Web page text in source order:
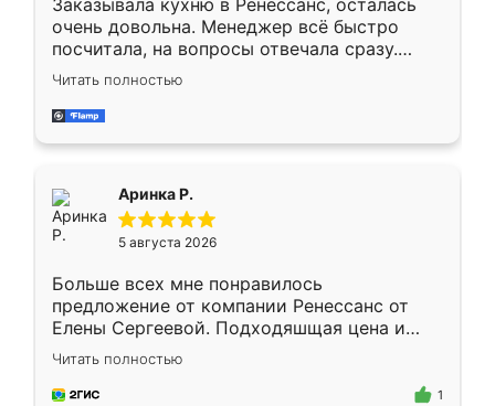
Заказывала кухню в Ренессанс, осталась
очень довольна. Менеджер всё быстро
посчитала, на вопросы отвечала сразу.
Замерщик приехал в субботу, подошёл к
делу со всей ответственностью. Собрали
за день, ребята работали аккуратно, даже
Читать полностью
Аринка Р.
5 августа 2026
Больше всех мне понравилось
предложение от компании Ренессанс от
Елены Сергеевой. Подходяшщая цена и
короткие сроки изготовления. Приехавший
для замера сотрудник Владислав
предложил по моему эскизу самый
Читать полностью
1